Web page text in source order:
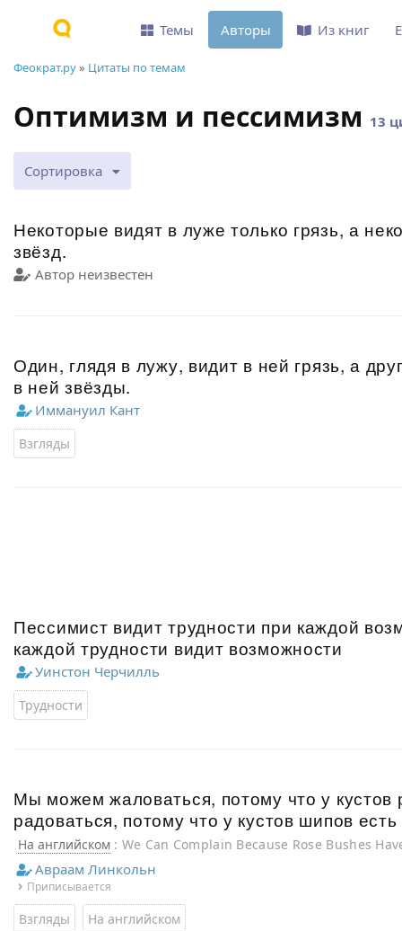
Феократ.ру» Цитаты по темам
Оптимизм и пессимизм 13
Сортировка
Некоторые видят в луже только грязь, а
звёзд.
Автор неизвестен
Один, глядя в лужу, видит в ней грязь, а
в ней звёзды.
Иммануил Кант
Взгляды
Пессимист видит трудности при каждой
каждой трудности видит возможности
Уинстон Черчилль
Трудности
Мы можем жаловаться, потому что у кустов
радоваться, потому что у кустов шипов
На английском : We Can Complain Because Rose Bushes
Because Thorn Bushes Have Roses
Авраам Линкольн
Приписывается
Взгляды На английском
Темы Авторы Из книг